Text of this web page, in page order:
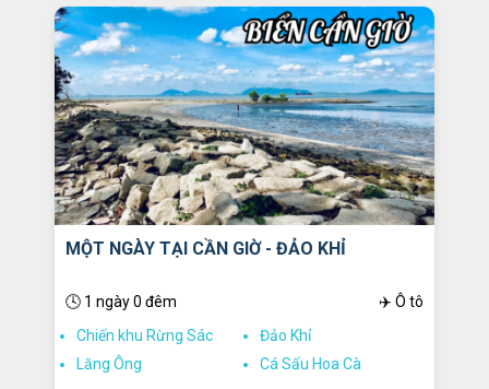
MỘT NGÀY TẠI CẦN GIỜ - ĐẢO KHỈ
🕓 1 ngày 0 đêm
✈️ Ô tô
Chiến khu Rừng Sác
Đảo Khỉ
Lăng Ông
Cá Sấu Hoa Cà